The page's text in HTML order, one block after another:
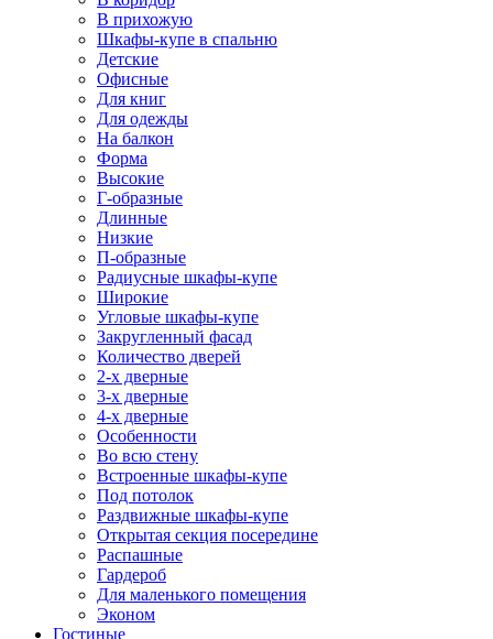
В прихожую
Шкафы-купе в спальню
Детские
Офисные
Для книг
Для одежды
На балкон
Форма
Высокие
Г-образные
Длинные
Низкие
П-образные
Радиусные шкафы-купе
Широкие
Угловые шкафы-купе
Закругленный фасад
Количество дверей
2-х дверные
3-х дверные
4-х дверные
Особенности
Во всю стену
Встроенные шкафы-купе
Под потолок
Раздвижные шкафы-купе
Открытая секция посередине
Распашные
Гардероб
Для маленького помещения
Эконом
Гостиные